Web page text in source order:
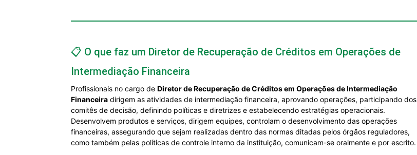
📋 O que faz um Diretor de Recuperação de Créditos em Operações de
Intermediação Financeira
Profissionais no cargo de Diretor de Recuperação de Créditos em Operações de Intermediação
Financeira dirigem as atividades de intermediação financeira, aprovando operações, participando dos
comitês de decisão, definindo políticas e diretrizes e estabelecendo estratégias operacionais.
Desenvolvem produtos e serviços, dirigem equipes, controlam o desenvolvimento das operações
financeiras, assegurando que sejam realizadas dentro das normas ditadas pelos órgãos reguladores,
como também pelas políticas de controle interno da instituição, comunicam-se oralmente e por escrito.